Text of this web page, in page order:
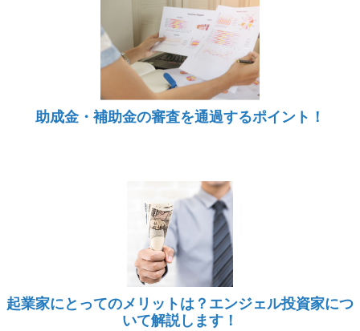
助成金・補助金の審査を通過するポイント！
起業家にとってのメリットは？エンジェル投資家につ
いて解説します！